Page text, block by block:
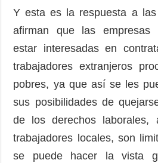
Y esta es la respuesta a
afirman que las empresas
estar interesadas en
trabajadores extranjeros
pobres, ya que así se les
sus posibilidades de
de los derechos laborales,
trabajadores locales, son
se puede hacer la vista